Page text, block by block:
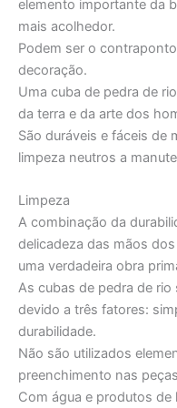
elemento importante da
mais acolhedor.
Podem ser o
decoração.
Uma cuba de pedra de
da terra e da arte dos
São duráveis e fáceis de
limpeza neutros a
Limpeza
A combinação da
delicadeza das mãos
uma verdadeira obra
As cubas de pedra de
devido a três fatores:
durabilidade.
Não são utilizados
preenchimento nas
Com água e produtos